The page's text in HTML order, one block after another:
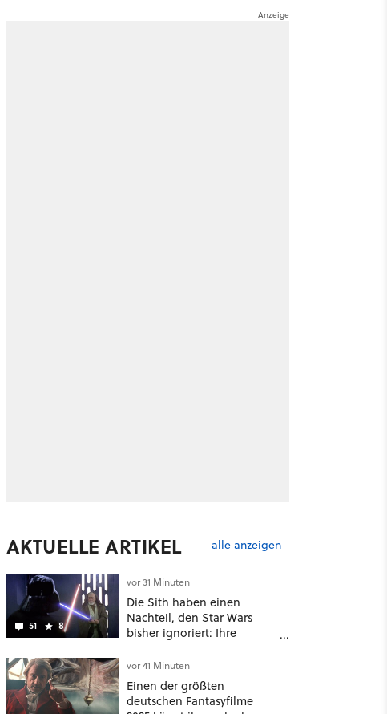
AKTUELLE ARTIKEL alle anzeigen
51 8
vor 31 Minuten
Die Sith haben einen
Nachteil, den Star Wars
bisher ignoriert: Ihre
physikalisch einfach
unterlegen [Best of
GameStar]
vor 41 Minuten
Einen der größten
deutschen Fantasyfilme